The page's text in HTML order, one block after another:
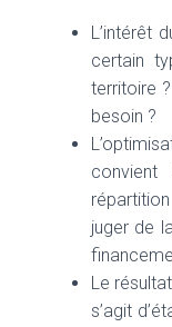
L’intérêt
certain
territoire
besoin ?
juger de
Le
s’agit